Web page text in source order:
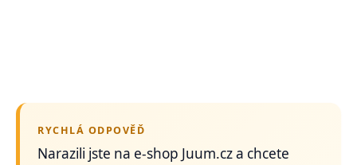
RYCHLÁ ODPOVĚĎ
Narazili jste na e-shop Juum.cz a chcete